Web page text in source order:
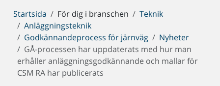
Du
är
här:
Startsida För dig i branschen
Teknik
Anläggningsteknik
Godkännandeprocess för järnväg
Nyheter
GÅ-processen har uppdaterats med hur man
erhåller anläggningsgodkännande och mallar för
CSM RA har publicerats